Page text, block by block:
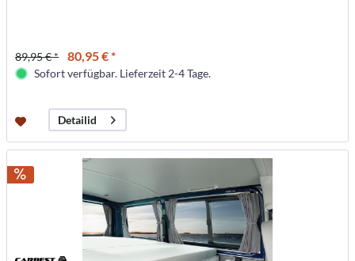
89,95 € * 80,95 € *
Sofort verfügbar. Lieferzeit 2-4 Tage.
Detailid